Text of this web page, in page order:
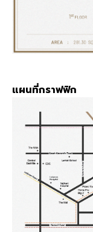
แผนที่กราฟฟิก